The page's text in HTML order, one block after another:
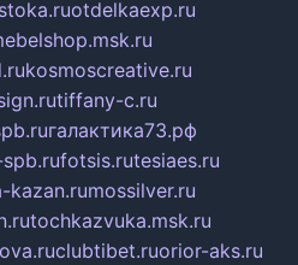
otdelkaexp.ru
kosmoscreative.ru
tiffany-c.ru
галактика73.рф
fotsis.rutesiaes.ru
kazan.rumossilver.ru
tochkazvuka.msk.ru
clubtibet.ruorior-aks.ru